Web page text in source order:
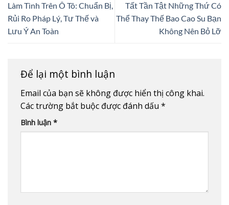
Làm Tình Trên Ô Tô: Chuẩn Bị,
Rủi Ro Pháp Lý, Tư Thế và
Lưu Ý An Toàn
Tất Tần Tật Những Thứ Có
Thể Thay Thế Bao Cao Su Bạn
Không Nên Bỏ Lỡ
Để lại một bình luận
Email của bạn sẽ không được hiển thị công khai.
Các trường bắt buộc được đánh dấu *
Bình luận *